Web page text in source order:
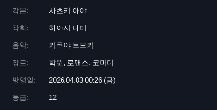
각본: 사츠키 아야
작화: 하야시 나미
음악: 키쿠야 토모키
장르: 학원, 로맨스, 코미디
방영일: 2026.04.03 00:26 (금)
등급: 12